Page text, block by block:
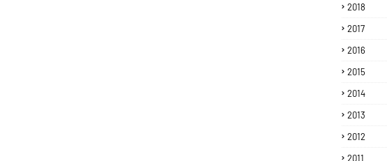
2018
2017
2016
2015
2014
2013
2012
2011